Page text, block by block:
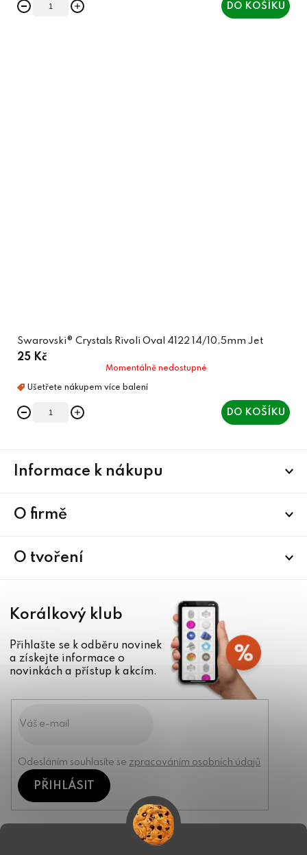
DO KOŠÍKU
Swarovski® Crystals Rivoli Oval 4122 14/10,5mm Jet
25 Kč
Momentálně nedostupné
DO KOŠÍKU
Informace k nákupu
O firmě
O tvoření
Korálkový klub
Přihlašte se k odběru novinek
a získejte informace o
novinkách a přístup k akcím.
Odesláním souhlasíte se zpracováním osobních údajů
PŘIHLÁSIT